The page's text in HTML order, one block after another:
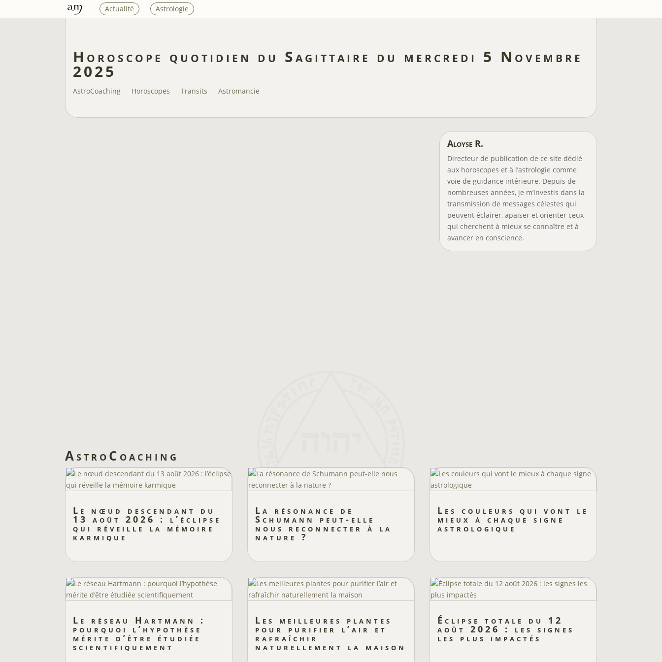
Actualité Astrologie
Horoscope quotidien du Sagittaire du mercredi 5 Novembre
2025
AstroCoaching Horoscopes Transits Astromancie
Aloyse R.
Directeur de publication de ce site dédié
aux horoscopes et à l’astrologie comme
voie de guidance intérieure. Depuis de
nombreuses années, je m’investis dans la
transmission de messages célestes qui
peuvent éclairer, apaiser et orienter ceux
qui cherchent à mieux se connaître et à
avancer en conscience.
AstroCoaching
Le nœud descendant du
13 août 2026 : l’éclipse
qui réveille la mémoire
karmique
La résonance de
Schumann peut-elle
nous reconnecter à la
nature ?
Les couleurs qui vont le
mieux à chaque signe
astrologique
Le réseau Hartmann :
pourquoi l’hypothèse
mérite d’être étudiée
scientifiquement
Les meilleures plantes
pour purifier l’air et
rafraîchir
naturellement la maison
Éclipse totale du 12
août 2026 : les signes
les plus impactés